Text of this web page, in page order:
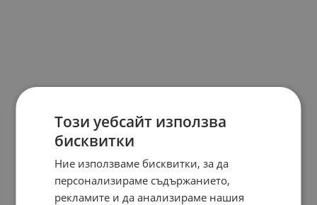
Този уебсайт използва
бисквитки
Ние използваме бисквитки, за да
персонализираме съдържанието,
рекламите и да анализираме нашия